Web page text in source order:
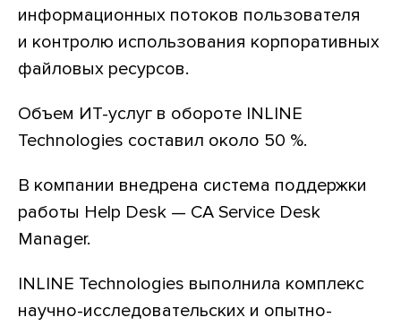
информационных потоков пользователя
и контролю использования корпоративных
файловых ресурсов.
Объем ИТ-услуг в обороте INLINE
Technologies составил около 50 %.
В компании внедрена система поддержки
работы Help Desk — CA Service Desk
Manager.
INLINE Technologies выполнила комплекс
научно-исследовательских и опытно-